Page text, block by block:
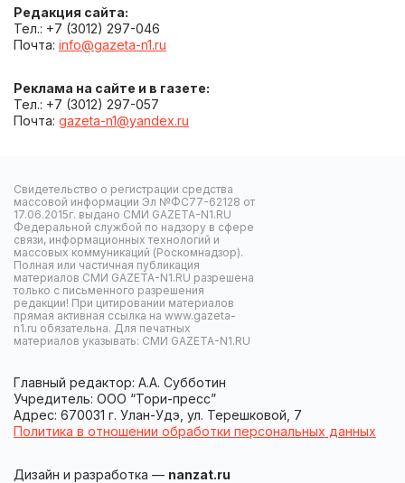
Редакция сайта:
Тел.: +7 (3012) 297-046
Почта: info@gazeta-n1.ru
Реклама на сайте и в газете:
Тел.: +7 (3012) 297-057
Почта: gazeta-n1@yandex.ru
Свидетельство о регистрации средства
массовой информации Эл №ФС77-62128 от
17.06.2015г. выдано СМИ GAZETA-N1.RU
Федеральной службой по надзору в сфере
связи, информационных технологий и
массовых коммуникаций (Роскомнадзор).
Полная или частичная публикация
материалов СМИ GAZETA-N1.RU разрешена
только с письменного разрешения
редакции! При цитировании материалов
прямая активная ссылка на www.gazeta-
n1.ru обязательна. Для печатных
материалов указывать: СМИ GAZETA-N1.RU
Главный редактор: А.А. Субботин
Учредитель: ООО “Тори-пресс”
Адрес: 670031 г. Улан-Удэ, ул. Терешковой, 7
Политика в отношении обработки персональных данных
Дизайн и разработка — nanzat.ru